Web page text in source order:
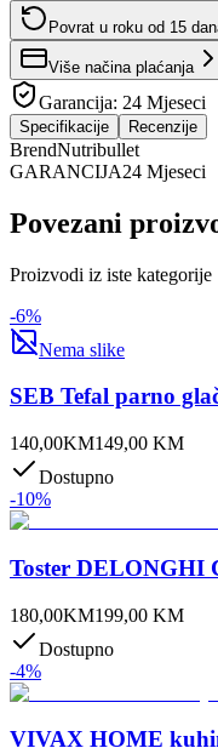
Povrat u roku od 15
Više načina plaćanja
Garancija: 24 Mjeseci
Specifikacije Recenzije
BrendNutribullet
GARANCIJA24 Mjeseci
Povezani
Proizvodi iz iste kategorije
-6%
Nema slike
SEB Tefal parno
140,00KM149,00 KM
Dostupno
-10%
Toster DELONGHI
180,00KM199,00 KM
Dostupno
-4%
VIVAX HOME